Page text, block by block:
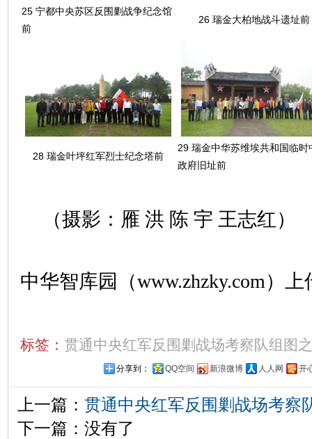
25 宁都中央苏区反围剿战争纪念馆
前
26 瑞金大柏地战斗遗址前
28 瑞金叶坪红军烈士纪念塔前
29 瑞金中华苏维埃共和国临时
政府旧址前
（摄影：雁 洪 陈 宇 王志红）
中华智库园（www.zhzky.com）上
标签： 贯通中央红军反围剿战场考察队组图
分享到： QQ空间 新浪微博 人人网 开
上一篇： 贯通中央红军反围剿战场考察
下一篇：没有了